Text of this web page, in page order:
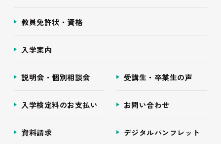
教員免許状・資格
入学案内
説明会・個別相談会 受講生・卒業生の声
入学検定料のお支払い お問い合わせ
資料請求 デジタルパンフレット